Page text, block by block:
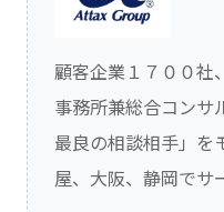
顧客企業１７００社
事務所兼総合コンサ
最良の相談相手」を
屋、大阪、静岡でサ